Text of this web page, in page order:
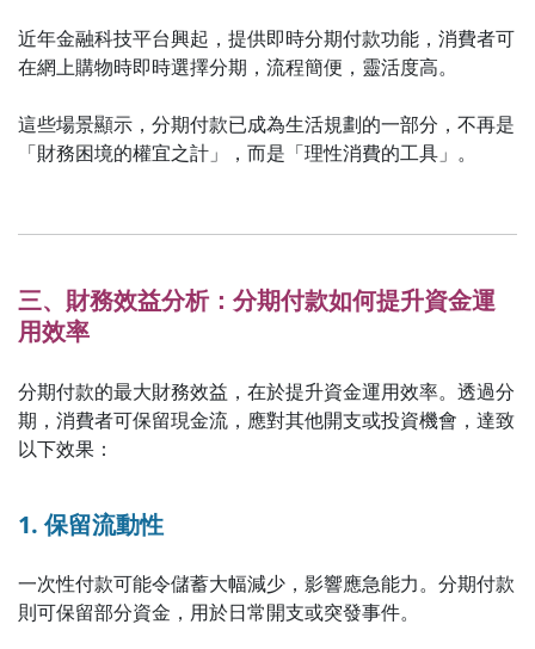
近年金融科技平台興起，提供即時分期付款功能，消費者可
在網上購物時即時選擇分期，流程簡便，靈活度高。
這些場景顯示，分期付款已成為生活規劃的一部分，不再是
「財務困境的權宜之計」，而是「理性消費的工具」。
三、財務效益分析：分期付款如何提升資金運
用效率
分期付款的最大財務效益，在於提升資金運用效率。透過分
期，消費者可保留現金流，應對其他開支或投資機會，達致
以下效果：
1. 保留流動性
一次性付款可能令儲蓄大幅減少，影響應急能力。分期付款
則可保留部分資金，用於日常開支或突發事件。